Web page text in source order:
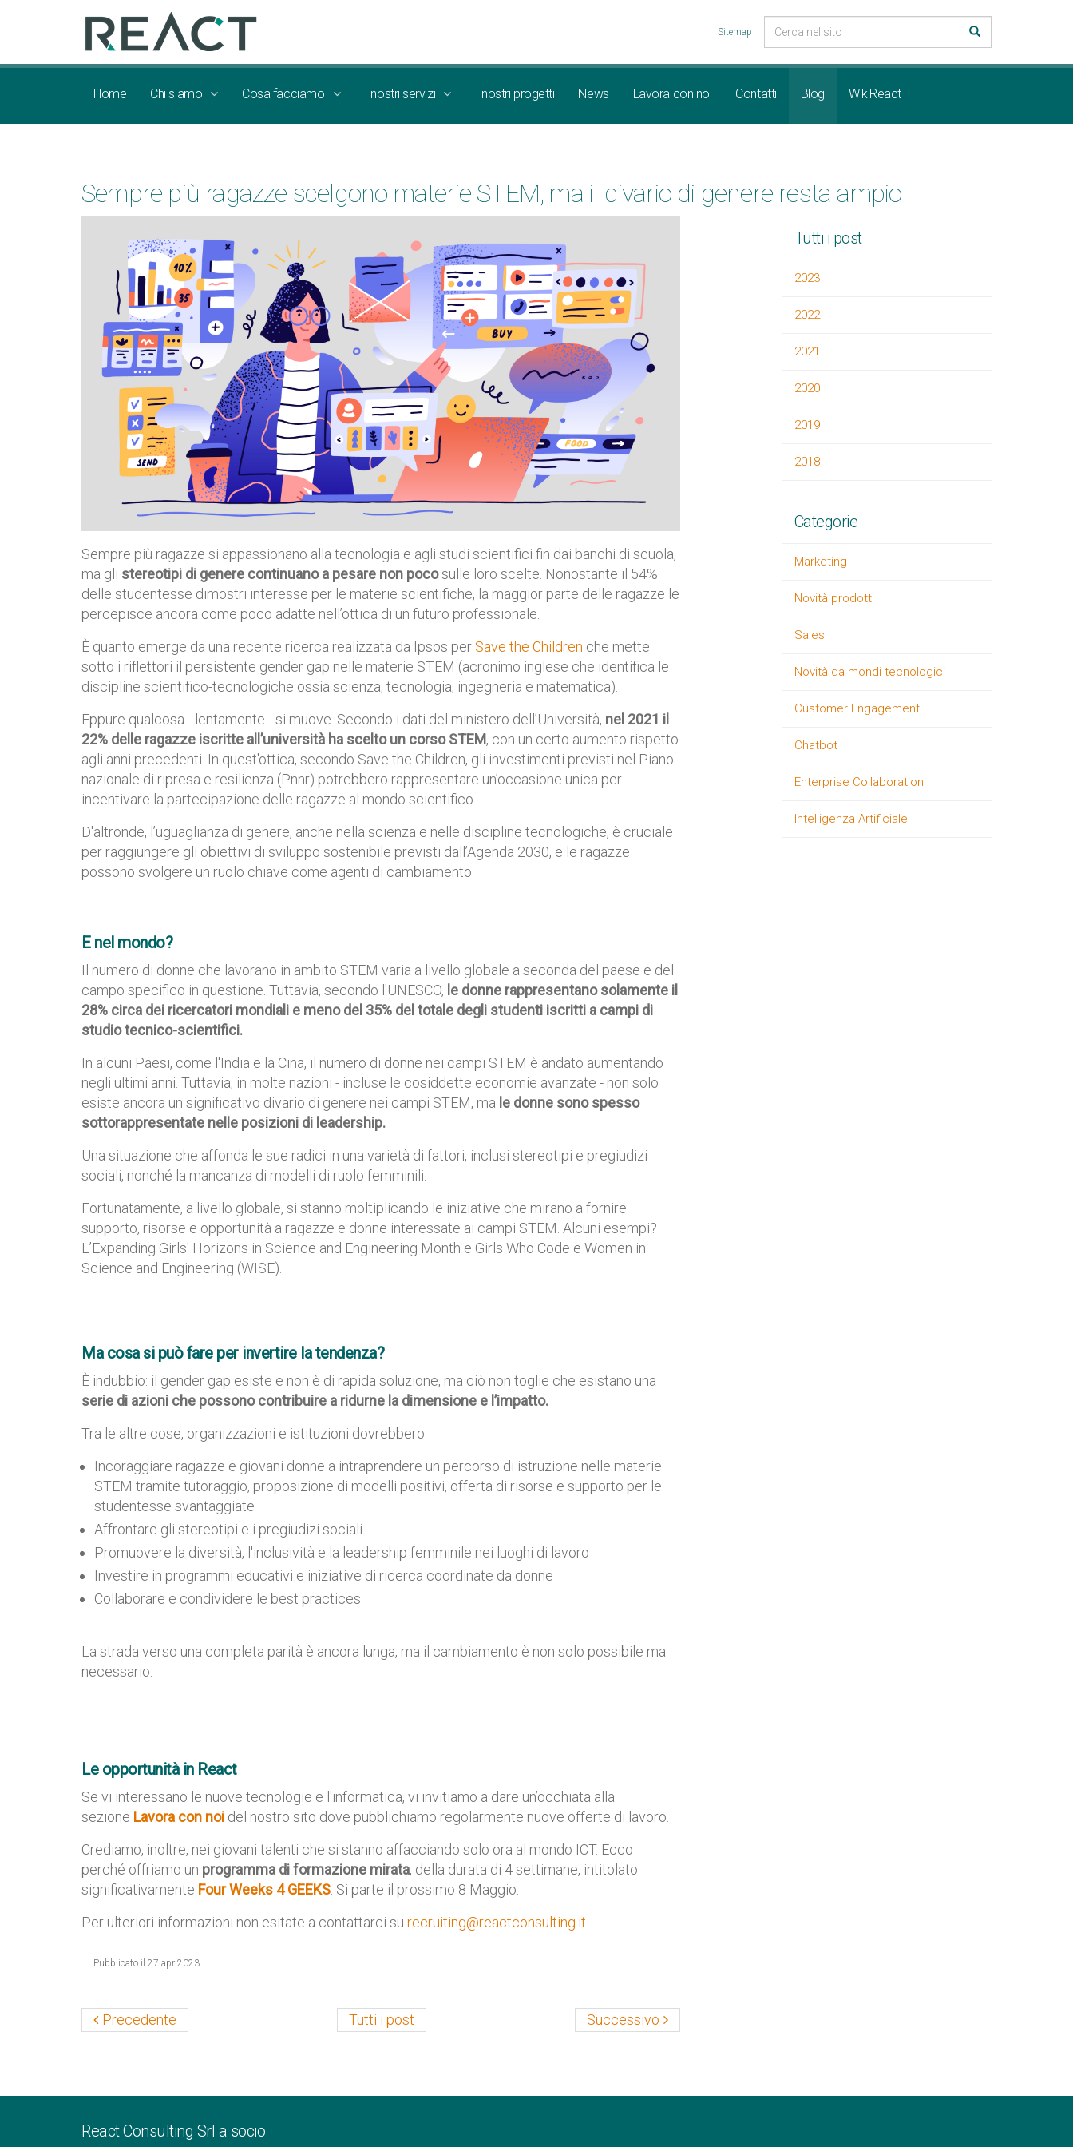
Home Chi siamo Cosa facciamo I nostri servizi I nostri progetti News Lavora con noi Contatti Blog WikiReact
Sitemap
Sempre più ragazze scelgono materie STEM, ma il divario di genere resta ampio
Sempre più ragazze si appassionano alla tecnologia e agli studi scientifici fin dai banchi di scuola,
ma gli stereotipi di genere continuano a pesare non pocosulle loro scelte. Nonostante il 54%
delle studentesse dimostri interesse per le materie scientifiche, la maggior parte delle ragazze le
percepisce ancora come poco adatte nell’ottica di un futuro professionale.
È quanto emerge da una recente ricerca realizzata da Ipsos per Save the Children che mette
sotto i riflettori il persistente gender gap nelle materie STEM (acronimo inglese che identifica le
discipline scientifico-tecnologiche ossia scienza, tecnologia, ingegneria e matematica).
Eppure qualcosa - lentamente - si muove. Secondo i dati del ministero dell’Università, nel 2021 il
22% delle ragazze iscritte all’università ha scelto un corso STEM, con un certo aumento rispetto
agli anni precedenti. In quest'ottica, secondo Save the Children, gli investimenti previsti nel Piano
nazionale di ripresa e resilienza (Pnnr) potrebbero rappresentare un’occasione unica per
incentivare la partecipazione delle ragazze al mondo scientifico.
D'altronde, l’uguaglianza di genere, anche nella scienza e nelle discipline tecnologiche, è cruciale
per raggiungere gli obiettivi di sviluppo sostenibile previsti dall’Agenda 2030, e le ragazze
possono svolgere un ruolo chiave come agenti di cambiamento.
E nel mondo?
Il numero di donne che lavorano in ambito STEM varia a livello globale a seconda del paese e del
campo specifico in questione. Tuttavia, secondo l'UNESCO, le donne rappresentano solamente il
28% circa dei ricercatori mondiali e meno del 35% del totale degli studenti iscritti a campi di
studio tecnico-scientifici.
In alcuni Paesi, come l'India e la Cina, il numero di donne nei campi STEM è andato aumentando
negli ultimi anni. Tuttavia, in molte nazioni - incluse le cosiddette economie avanzate - non solo
esiste ancora un significativo divario di genere nei campi STEM, ma le donne sono spesso
sottorappresentate nelle posizioni di leadership.
Una situazione che affonda le sue radici in una varietà di fattori, inclusi stereotipi e pregiudizi
sociali, nonché la mancanza di modelli di ruolo femminili.
Fortunatamente, a livello globale, si stanno moltiplicando le iniziative che mirano a fornire
supporto, risorse e opportunità a ragazze e donne interessate ai campi STEM. Alcuni esempi?
L’Expanding Girls' Horizons in Science and Engineering Month e Girls Who Code e Women in
Science and Engineering (WISE).
Ma cosa si può fare per invertire la tendenza?
È indubbio: il gender gap esiste e non è di rapida soluzione, ma ciò non toglie che esistano una
serie di azioni che possono contribuire a ridurne la dimensione e l’impatto.
Tra le altre cose, organizzazioni e istituzioni dovrebbero:
Incoraggiare ragazze e giovani donne a intraprendere un percorso di istruzione nelle materie
STEM tramite tutoraggio, proposizione di modelli positivi, offerta di risorse e supporto per le
studentesse svantaggiate
Affrontare gli stereotipi e i pregiudizi sociali
Promuovere la diversità, l'inclusività e la leadership femminile nei luoghi di lavoro
Investire in programmi educativi e iniziative di ricerca coordinate da donne
Collaborare e condividere le best practices
La strada verso una completa parità è ancora lunga, ma il cambiamento è non solo possibile ma
necessario.
Le opportunità in React
Se vi interessano le nuove tecnologie e l'informatica, vi invitiamo a dare un’occhiata alla
sezione Lavora con noi del nostro sito dove pubblichiamo regolarmente nuove offerte di lavoro.
Crediamo, inoltre, nei giovani talenti che si stanno affacciando solo ora al mondo ICT. Ecco
perché offriamo un programma di formazione mirata, della durata di 4 settimane, intitolato
significativamente Four Weeks 4 GEEKS . Si parte il prossimo 8 Maggio.
Per ulteriori informazioni non esitate a contattarci su recruiting@reactconsulting.it
Pubblicato il 27 apr 2023
Precedente Tutti i post Successivo
Tutti i post
2023
2022
2021
2020
2019
2018
Categorie
Marketing
Novità prodotti
Sales
Novità da mondi tecnologici
Customer Engagement
Chatbot
Enterprise Collaboration
Intelligenza Artificiale
React Consulting Srl a socio